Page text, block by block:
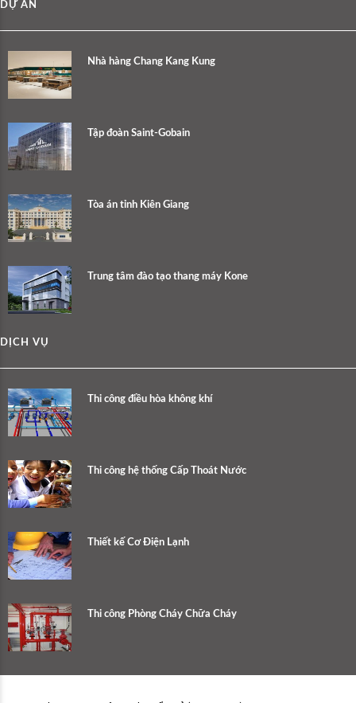
DỰ ÁN
Nhà hàng Chang Kang Kung
Tập đoàn Saint-Gobain
Tòa án tỉnh Kiên Giang
Trung tâm đào tạo thang máy Kone
DỊCH VỤ
Thi công điều hòa không khí
Thi công hệ thống Cấp Thoát Nước
Thiết kế Cơ Điện Lạnh
Thi công Phòng Cháy Chữa Cháy